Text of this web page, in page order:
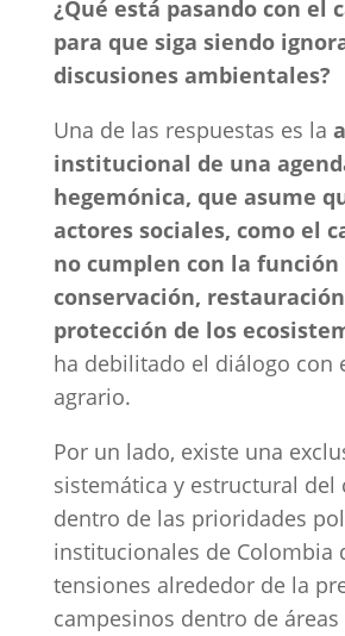
¿Qué está pasando con el
para que siga siendo
discusiones ambientales?
Una de las respuestas es la
institucional de una
hegemónica, que asume
actores sociales, como el
no cumplen con la función
conservación,
protección de los
ha debilitado el diálogo con
agrario.
Por un lado, existe una
sistemática y estructural del
dentro de las prioridades
institucionales de Colombia
tensiones alrededor de la
campesinos dentro de